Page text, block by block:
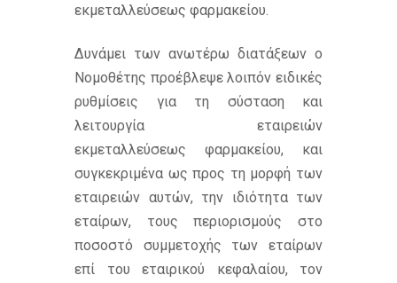
εκμεταλλεύσεως φαρμακείου.
Δυνάμει των ανωτέρω διατάξεων ο
Νομοθέτης προέβλεψε λοιπόν ειδικές
ρυθμίσεις για τη σύσταση και
λειτουργία εταιρειών
εκμεταλλεύσεως φαρμακείου, και
συγκεκριμένα ως προς τη μορφή των
εταιρειών αυτών, την ιδιότητα των
εταίρων, τους περιορισμούς στο
ποσοστό συμμετοχής των εταίρων
επί του εταιρικού κεφαλαίου, τον